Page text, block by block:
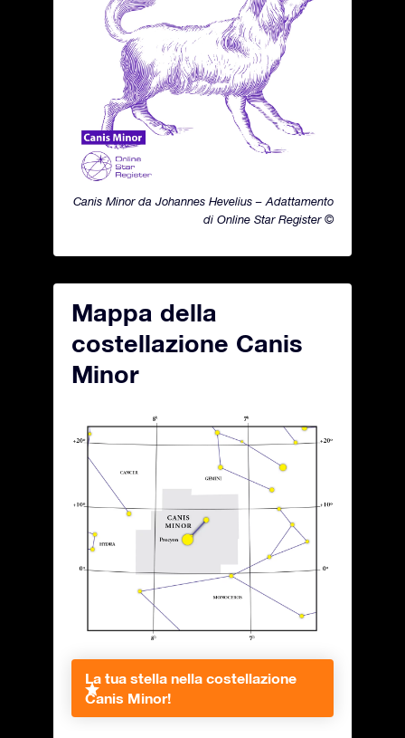
Canis Minor da Johannes Hevelius – Adattamento
di Online Star Register ©
Mappa della
costellazione Canis
Minor
La tua stella nella costellazione
Canis Minor!